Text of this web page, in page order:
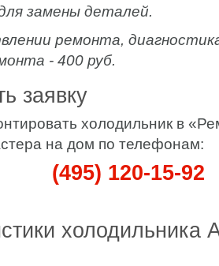
замены деталей.
ремонта,
- 400 руб.
заявку
холодильник в
на дом по телефонам:
(495) 120-15-92
холодильника